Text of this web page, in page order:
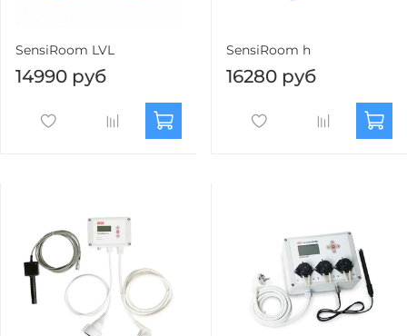
SensiRoom LVL
14990 руб
SensiRoom h
16280 руб